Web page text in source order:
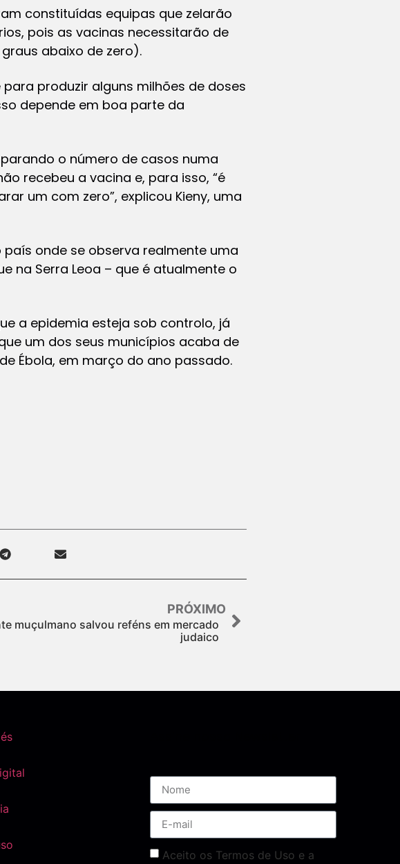
constituídas equipas que zelarão
pois as vacinas necessitarão de
abaixo de zero).
produzir alguns milhões de doses
depende em boa parte da
o número de casos numa
recebeu a vacina e, para isso, “é
um com zero”, explicou Kieny, uma
país onde se observa realmente uma
na Serra Leoa – que é atualmente o
a epidemia esteja sob controlo, já
um dos seus municípios acaba de
Ébola, em março do ano passado.
PRÓXIMO
muçulmano salvou reféns em mercado
judaico
Aceito os Termos de Uso e a